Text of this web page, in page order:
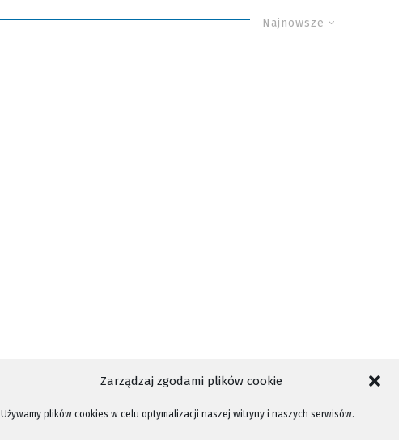
Zarządzaj zgodami plików cookie
Używamy plików cookies w celu optymalizacji naszej witryny i naszych serwisów.
Najnowsze